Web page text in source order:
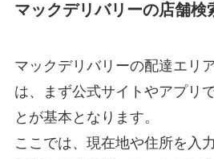
マックデリバリーの店舗検
マックデリバリーの配達エリ
は、まず公式サイトやアプリ
とが基本となります。
ここでは、現在地や住所を入